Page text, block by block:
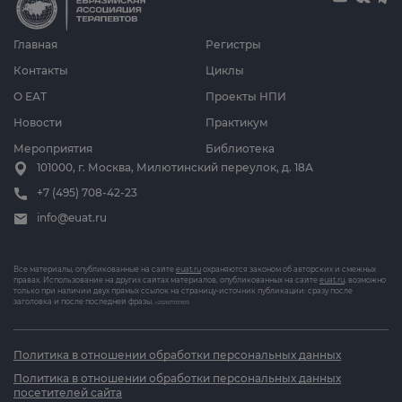
Главная
О ЕАТ
Новости
Мероприятия
Циклы
Проекты НПИ
Практикум
Библиотека
Регистры
Контакты
101000, г. Москва, Милютинский переулок, д. 18А
+7 (495) 708-42-23
info@euat.ru
Все материалы, опубликованные на сайте euat.ru охраняются законом об авторских и смежных
правах. Использование на других сайтах материалов, опубликованных на сайте euat.ru, возможно
только при наличии двух прямых ссылок на страницу-источник публикации: сразу после
заголовка и после последней фразы. v202607031833
Политика в отношении обработки персональных данных
Политика в отношении обработки персональных данных
посетителей сайта